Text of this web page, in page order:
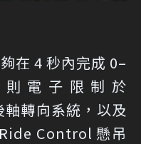
在 4 秒內完成 0–
則電子限制於
轉向系統，以及
Control 懸吊